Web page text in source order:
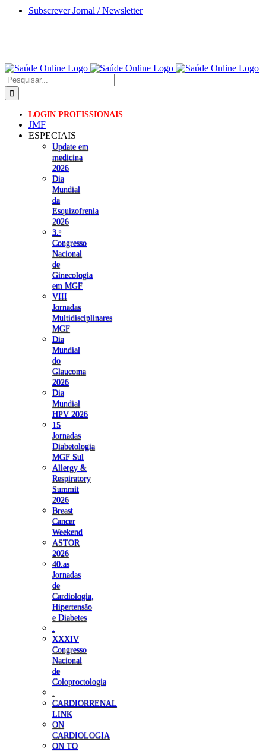
Skip
Subscrever Jornal / Newsletter
Pesquisar
LOGIN PROFISSIONAIS
JMF
ESPECIAIS
Update em
medicina
2026
Dia
Mundial
da
Esquizofrenia
2026
3.ᵒ
Congresso
Nacional
de
Ginecologia
em MGF
VIII
Jornadas
Multidisciplinares
MGF
Dia
Mundial
do
Glaucoma
2026
Dia
Mundial
HPV 2026
15
Jornadas
Diabetologia
MGF Sul
Allergy &
Respiratory
Summit
2026
Breast
Cancer
Weekend
ASTOR
2026
40.as
Jornadas
de
Cardiologia,
Hipertensão
e Diabetes
XXXIV
Congresso
Nacional
de
Coloproctologia
CARDIORRENAL
LINK
ON
CARDIOLOGIA
ON TO